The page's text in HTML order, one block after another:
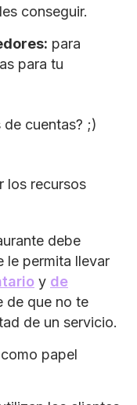
conseguir.
para
para tu
de cuentas? ;)
los recursos
debe
le permita llevar
y de
de que no te
de un servicio.
papel